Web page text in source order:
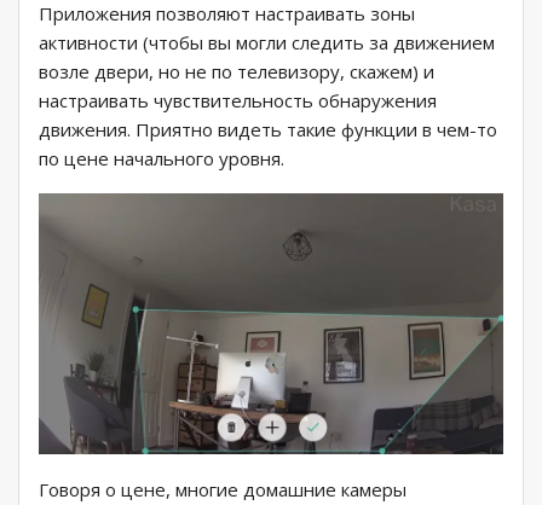
Приложения позволяют настраивать зоны
активности (чтобы вы могли следить за движением
возле двери, но не по телевизору, скажем) и
настраивать чувствительность обнаружения
движения. Приятно видеть такие функции в чем-то
по цене начального уровня.
Говоря о цене, многие домашние камеры